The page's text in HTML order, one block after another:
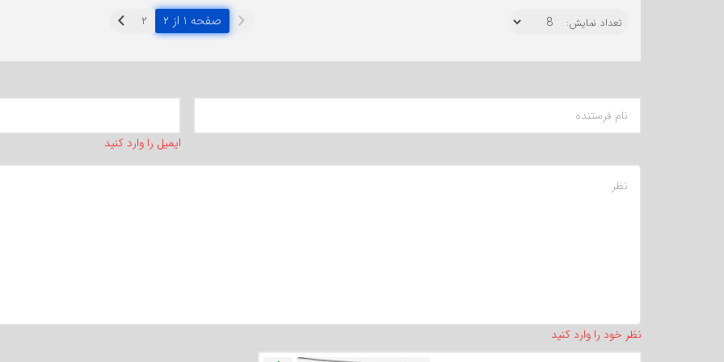
تعداد نمایش: صفحه ۱ از ۲
ایمیل را وارد کنید
نظر خود را وارد کنید